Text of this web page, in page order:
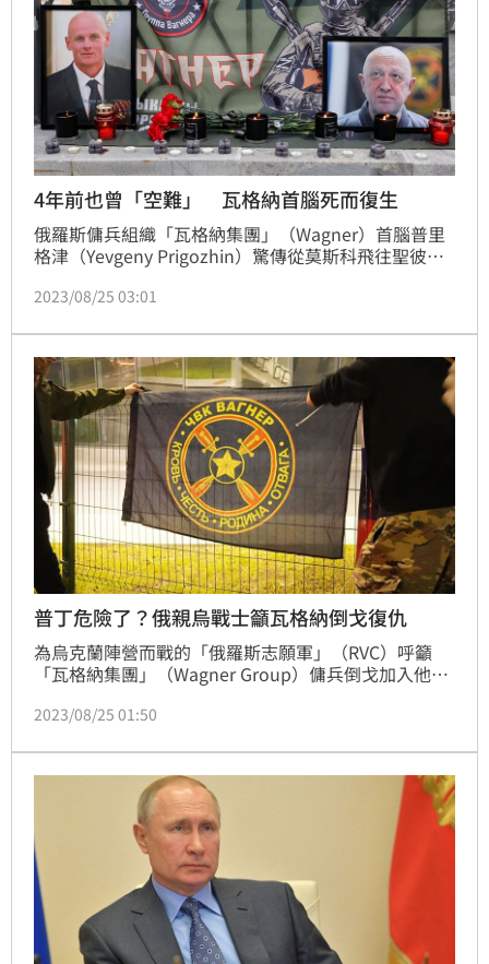
4年前也曾「空難」 瓦格納首腦死而復生
俄羅斯傭兵組織「瓦格納集團」（Wagner）首腦普里
格津（Yevgeny Prigozhin）驚傳從莫斯科飛往聖彼得
家烏特金（Dmitry Utkin）也在機上，集團高層幾乎團
也曾「空難身亡」，三天後死而復生。
2023/08/25 03:01
普丁危險了？俄親烏戰士籲瓦格納倒戈復仇
為烏克蘭陣營而戰的「俄羅斯志願軍」（RVC）呼籲
「瓦格納集團」（Wagner Group）傭兵倒戈加入他們
死報仇。
2023/08/25 01:50